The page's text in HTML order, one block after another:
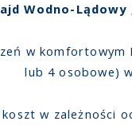
Wodno-
w
lub 4 osobowe)
w zależności